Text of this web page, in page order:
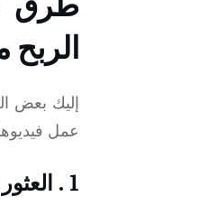
إليك بعض
عمل فيديوهات،
1 . العثور على مقاطع الفيديو المناسبة أولاً